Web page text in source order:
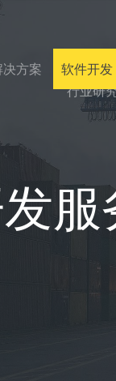
方案
软件开发
行业研
服